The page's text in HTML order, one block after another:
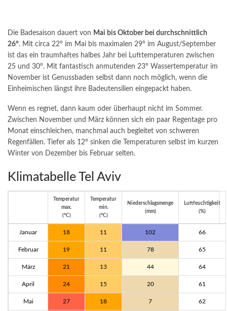
Die Badesaison dauert von Mai bis Oktober bei durchschnittlich
26°. Mit circa 22° im Mai bis maximalen 29° im August/September
ist das ein traumhaftes halbes Jahr bei Lufttemperaturen zwischen
25 und 30°. Mit fantastisch anmutenden 23° Wassertemperatur im
November ist Genussbaden selbst dann noch möglich, wenn die
Einheimischen längst ihre Badeutensilien eingepackt haben.
Wenn es regnet, dann kaum oder überhaupt nicht im Sommer.
Zwischen November und März können sich ein paar Regentage pro
Monat einschleichen, manchmal auch begleitet von schweren
Regenfällen. Tiefer als 12° sinken die Temperaturen selbst im kurzen
Winter von Dezember bis Februar selten.
Klimatabelle Tel Aviv
Temperatur
max.
(°C)
Temperatur
min.
(°C)
Niederschlagsmenge
(mm)
Luftfeuchtigkeit
(%)
Januar 18 11 102 66
Februar 19 11 78 65
März 21 13 44 64
April 24 15 20 61
Mai 27 18 7 62